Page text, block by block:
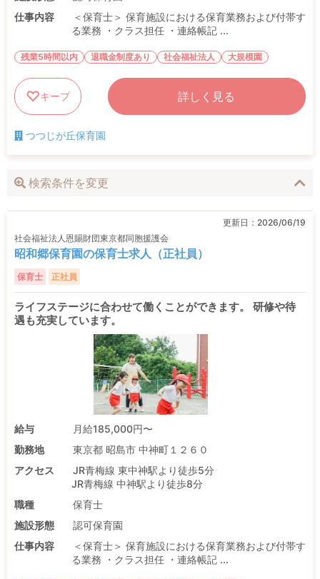
仕事内容
＜保育士＞ 保育施設における保育業務および付帯す
る業務 ・クラス担任 ・連絡帳記 ...
残業5時間以内 退職金制度あり 社会福祉法人 大規模園
キープ 詳しく見る
つつじが丘保育園
検索条件を変更
更新日： 2026/06/19
社会福祉法人恩賜財団東京都同胞援護会
昭和郷保育園の保育士求人（正社員）
保育士 正社員
ライフステージに合わせて働くことができます。 研修や待
遇も充実しています。
給与
月給185,000円〜
勤務地
東京都 昭島市 中神町１２６０
アクセス
JR青梅線 東中神駅より徒歩5分
JR青梅線 中神駅より徒歩8分
職種
保育士
施設形態
認可保育園
仕事内容
＜保育士＞ 保育施設における保育業務および付帯す
る業務 ・クラス担任 ・連絡帳記 ...